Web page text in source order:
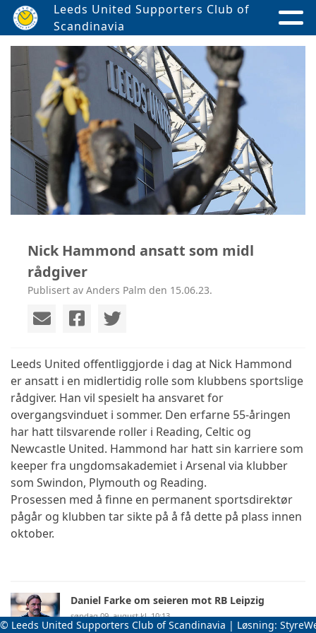
Leeds United Supporters Club of
Scandinavia
Nick Hammond ansatt som midl
rådgiver
Publisert av Anders Palm den 15.06.23.
Leeds United offentliggjorde i dag at Nick Hammond
er ansatt i en midlertidig rolle som klubbens sportslige
rådgiver. Han vil spesielt ha ansvaret for
overgangsvinduet i sommer. Den erfarne 55-åringen
har hatt tilsvarende roller i Reading, Celtic og
Newcastle United. Hammond har hatt sin karriere som
keeper fra ungdomsakademiet i Arsenal via klubber
som Swindon, Plymouth og Reading.
Prosessen med å finne en permanent sportsdirektør
pågår og klubben tar sikte på å få dette på plass innen
oktober.
Daniel Farke om seieren mot RB Leipzig
søndag 09. august kl. 10:13
© Leeds United Supporters Club of Scandinavia | Løsning: